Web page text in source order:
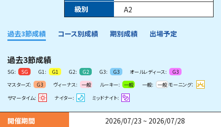
級別
A2
過去3節成績 コース別成績 期別成績 出場予定
過去3節成績
SG: SG G1: G1 G2: G2 G3: G3 オールレディース:
G3
マスターズ:
G3 ヴィーナス: 一般 ルーキー: 一般 一般: 一般 モーニング：
サマータイム:
ナイター: ミッドナイト:
開催期間 2026/07/23 ~ 2026/07/28